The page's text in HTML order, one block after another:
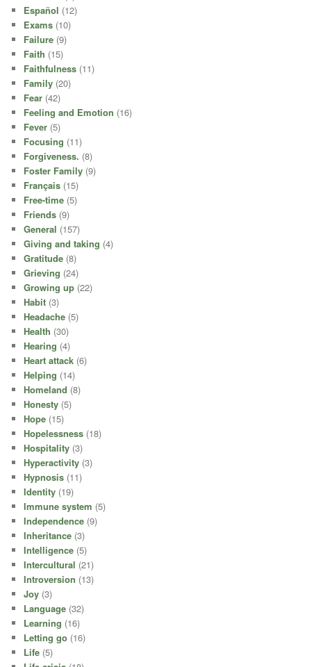
Español (12)
Exams (10)
Failure (9)
Faith (15)
Faithfulness (11)
Family (20)
Fear (42)
Feeling and Emotion (16)
Fever (5)
Focusing (11)
Forgiveness. (8)
Foster Family (9)
Français (15)
Free-time (5)
Friends (9)
General (157)
Giving and taking (4)
Gratitude (8)
Grieving (24)
Growing up (22)
Habit (3)
Headache (5)
Health (30)
Hearing (4)
Heart attack (6)
Helping (14)
Homeland (8)
Honesty (5)
Hope (15)
Hopelessness (18)
Hospitality (3)
Hyperactivity (3)
Hypnosis (11)
Identity (19)
Immune system (5)
Independence (9)
Inheritance (3)
Intelligence (5)
Intercultural (21)
Introversion (13)
Joy (3)
Language (32)
Learning (16)
Letting go (16)
Life (5)